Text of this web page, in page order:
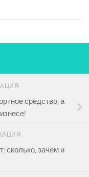
средство, а
сколько, зачем и